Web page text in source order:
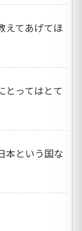
えてあげてほ
とってはとて
本という国な